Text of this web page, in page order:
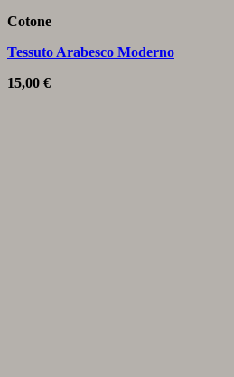
Cotone
Tessuto Arabesco Moderno
15,00 €